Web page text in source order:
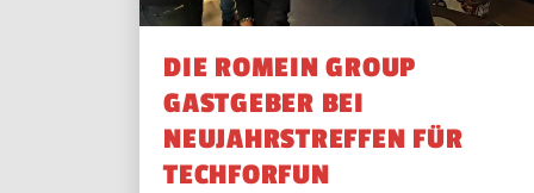
DIE ROMEIN GROUP
GASTGEBER BEI
NEUJAHRSTREFFEN FÜR
TECHFORFUN